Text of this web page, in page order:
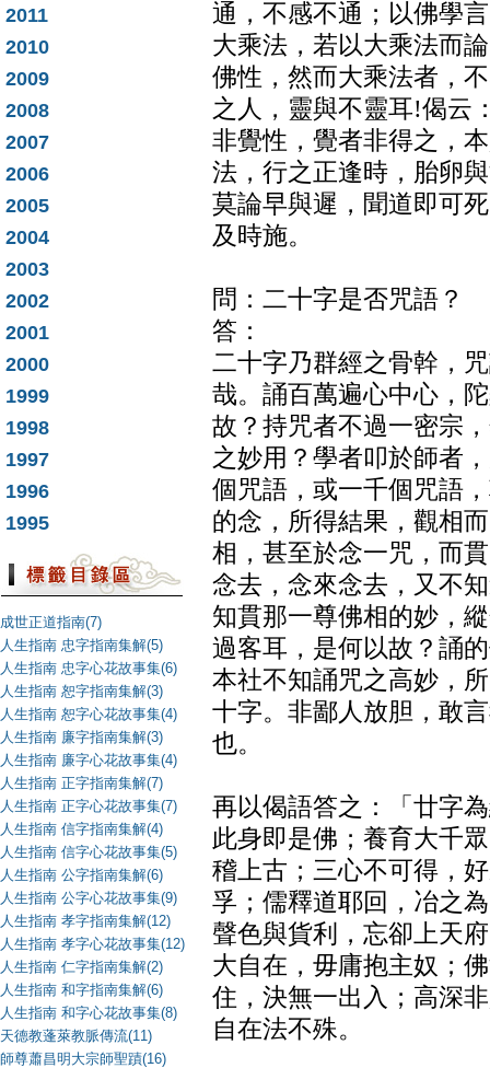
2011
2010
2009
2008
2007
2006
2005
2004
2003
2002
2001
2000
1999
1998
1997
1996
1995
成世正道指南(7)
人生指南 忠字指南集解(5)
人生指南 忠字心花故事集(6)
人生指南 恕字指南集解(3)
人生指南 恕字心花故事集(4)
人生指南 廉字指南集解(3)
人生指南 廉字心花故事集(4)
人生指南 正字指南集解(7)
人生指南 正字心花故事集(7)
人生指南 信字指南集解(4)
人生指南 信字心花故事集(5)
人生指南 公字指南集解(6)
人生指南 公字心花故事集(9)
人生指南 孝字指南集解(12)
人生指南 孝字心花故事集(12)
人生指南 仁字指南集解(2)
人生指南 和字指南集解(6)
人生指南 和字心花故事集(8)
天德教蓬萊教脈傳流(11)
師尊蕭昌明大宗師聖蹟(16)
通，不感不通；以佛學
大乘法，若以大乘法而
佛性，然而大乘法者，
之人，靈與不靈耳!偈云
非覺性，覺者非得之，
法，行之正逢時，胎卵
莫論早與遲，聞道即可
及時施。
問：二十字是否咒語？
答：
二十字乃群經之骨幹，
哉。誦百萬遍心中心，
故？持咒者不過一密宗
之妙用？學者叩於師者
個咒語，或一千個咒語
的念，所得結果，觀相
相，甚至於念一咒，而
念去，念來念去，又不
知貫那一尊佛相的妙，
過客耳，是何以故？誦
本社不知誦咒之高妙，
十字。非鄙人放胆，敢
也。
再以偈語答之：「廿字
此身即是佛；養育大千
稽上古；三心不可得，
孚；儒釋道耶回，冶之
聲色與貨利，忘卻上天
大自在，毋庸抱主奴；
住，決無一出入；高深
自在法不殊。